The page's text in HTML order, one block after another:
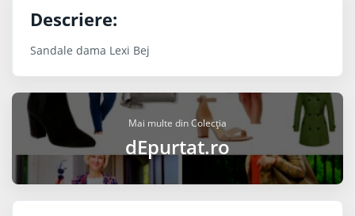
Descriere:
Sandale dama Lexi Bej
Mai multe din Colecția
dEpurtat.ro